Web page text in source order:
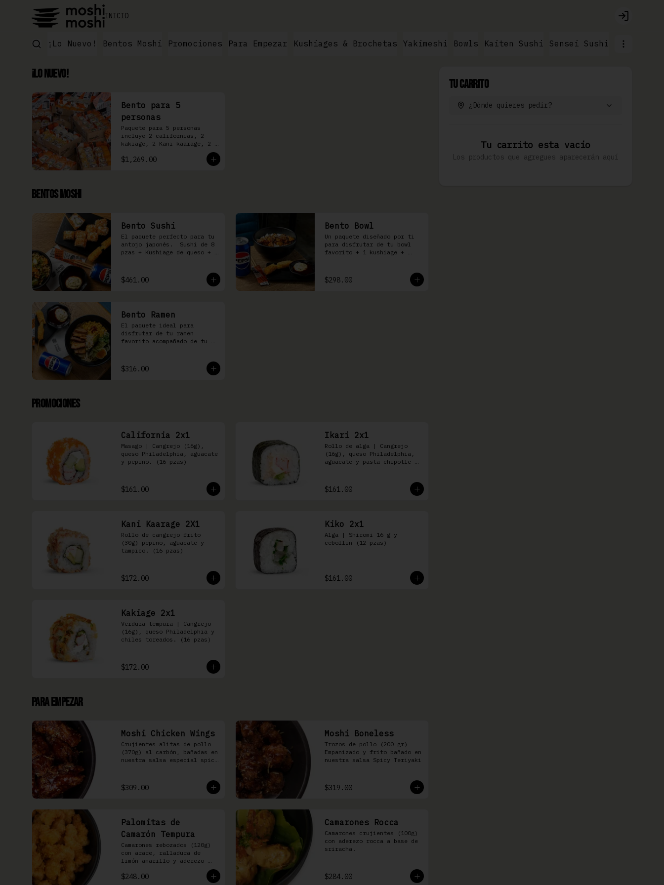
INICIO Login
¡Lo Nuevo! Bentos Moshi Promociones Para Empezar Kushiages & Brochetas Yakimeshi Bowls Kaiten Sushi Sensei Sushi Ramen &
¡Lo Nuevo!
Bento para 5
personas
Paquete para 5 personas
incluye 2 californias, 2
kakiage, 2 Kani kaarage, 2
Kakashi
$1,269.00
Bentos Moshi
Bento Sushi
El paquete perfecto para tu
antojo japonés.  Sushi de 8
pzas + Kushiage de queso +
$461.00
Bento Bowl
Un paquete diseñado por ti
para disfrutar de tu bowl
favorito + 1 kushiage +
$298.00
Bento Ramen
El paquete ideal para
disfrutar de tu ramen
favorito acompañado de tu
$316.00
Promociones
California 2x1
Masago | Cangrejo (16g),
queso Philadelphia, aguacate
y pepino. (16 pzas)
$161.00
Ikari 2x1
Rollo de alga | Cangrejo
(16g), queso Philadelphia,
aguacate y pasta chipotle
$161.00
Kani Kaarage 2X1
Rollo de cangrejo frito
(30g) pepino, aguacate y
tampico. (16 pzas)
$172.00
Kiko 2x1
Alga | Shiromi 16 g y
cebollin (12 pzas)
$161.00
Kakiage 2x1
Verdura tempura | Cangrejo
(16g), queso Philadelphia y
chiles toreados. (16 pzas)
$172.00
Para Empezar
Moshi Chicken Wings
Crujientes alitas de pollo
(370g) al carbón, bañadas en
nuestra salsa especial spicy
$309.00
Moshi Boneless
Trozos de pollo (200 gr)
Empanizado y frito bañado en
nuestra salsa Spicy Teriyaki
$319.00
Palomitas de
Camarón Tempura
Camarones rebozados (120g)
con arare, ralladura de
limón amarillo y aderezo
$248.00
Camarones Rocca
Camarones crujientes (100g)
con aderezo rocca a base de
sriracha.
$284.00
Tu Carrito
¿Dónde quieres pedir?
Tu carrito esta vacío
Los productos que agregues aparecerán aquí